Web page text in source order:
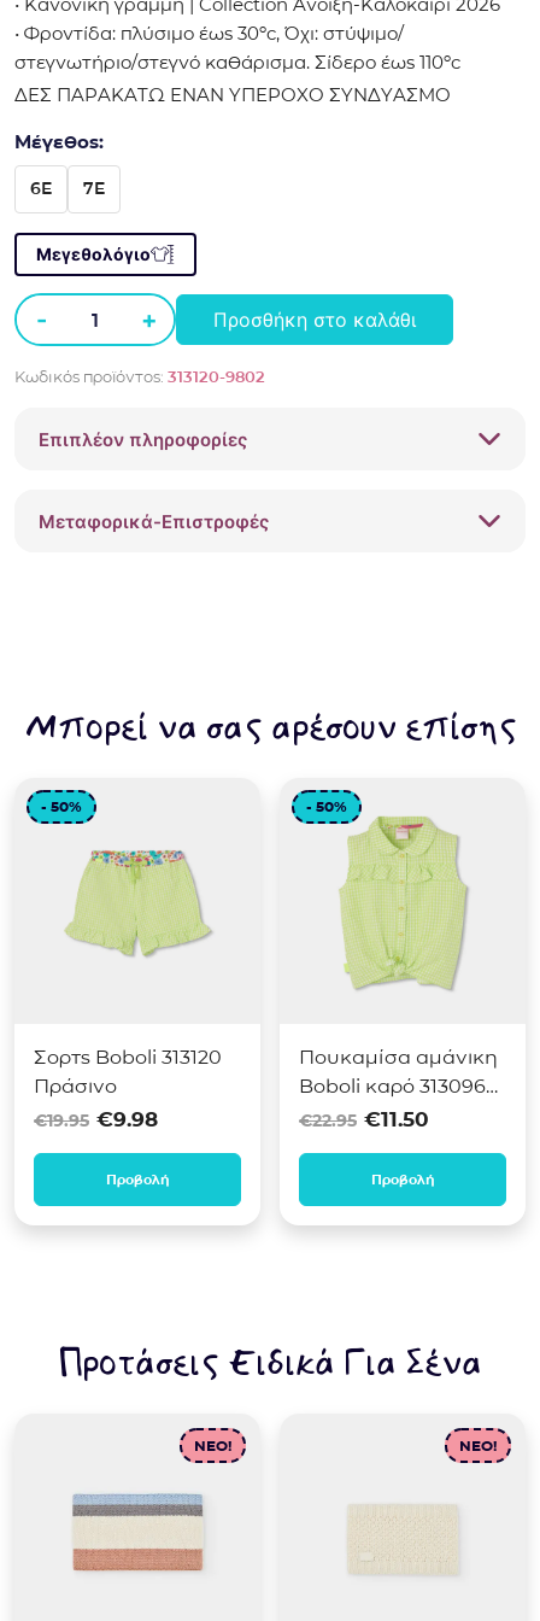
• Φροντίδα: πλύσιμο έως 30ºc, Όχι: στύψιμο/
στεγνωτήριο/στεγνό καθάρισμα. Σίδερο έως 110ºc
ΔΕΣ ΠΑΡΑΚΑΤΩ ΕΝΑΝ ΥΠΕΡΟΧΟ ΣΥΝΔΥΑΣΜΟ
Μέγεθος:
6E 7E
Μεγεθολόγιο
-
Σορτς
313120
ποσότητα
+ Προσθήκη στο καλάθι
Κωδικός προϊόντος: 313120-9802
Επιπλέον πληροφορίες
Μεταφορικά-Επιστροφές
Μπορεί να σας αρέσουν επίσης
- 50%
Σορτς Boboli 313120
Πράσινο
€19.95 Original price was: €19.95.
€9.98Η τρέχουσα τιμή είναι:
Προβολή
- 50%
Πουκαμίσα αμάνικη
Boboli καρό 313096
Πράσινο
€22.95 Original
€11.50
Προβολή
Προτάσεις Ειδικά Για Σένα
NEO! NEO!